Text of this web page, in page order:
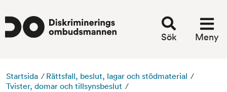
Sök Meny
Startsida / Rättsfall, beslut, lagar och stödmaterial /
Tvister, domar och tillsynsbeslut /